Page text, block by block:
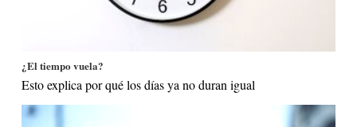
¿El tiempo vuela?
Esto explica por qué los días ya no duran igual